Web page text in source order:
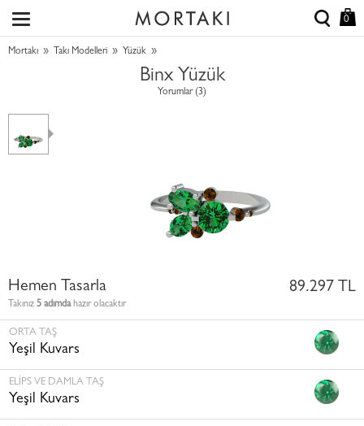
0
Mortakı » Takı Modelleri » Yüzük »
Binx Yüzük
Yorumlar (3)
Hemen Tasarla
Takınız 5 adımdahazır olacaktır
89.297 TL
ORTA TAŞ
Yeşil Kuvars
ELIPS VE DAMLA TAŞ
Yeşil Kuvars